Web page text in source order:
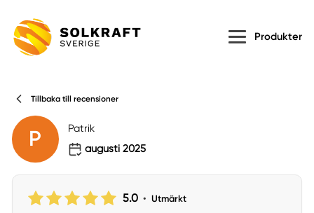
Produkter
Tillbaka till recensioner
P
Patrik
augusti 2025
5.0 • Utmärkt